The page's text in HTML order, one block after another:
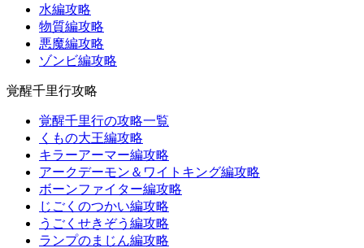
水編攻略
物質編攻略
悪魔編攻略
ゾンビ編攻略
覚醒千里行攻略
覚醒千里行の攻略一覧
くもの大王編攻略
キラーアーマー編攻略
アークデーモン＆ワイトキング編攻略
ボーンファイター編攻略
じごくのつかい編攻略
うごくせきぞう編攻略
ランプのまじん編攻略